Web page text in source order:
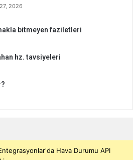
2026
bitmeyen faziletleri
hz. tavsiyeleri
Hava Durumu API